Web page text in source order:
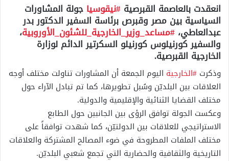
انعقدت بالعاصمة القبرصية #نيقوسيا جولة المشاورات
السياسية بين مصر وقبرص برئاسة السفير الدكتور بدر
عبدالعاطي، #مساعد_وزير_الخارجية_للشئون_الأوروبية،
والسفير كورنيلوس كورنيلو السكرتير الدائم لوزارة
الخارجية القبرصية.
وذكرت #الخارجية اليوم الجمعة أن المشاورات تناولت مختلف أوجه
العلاقات بين البلديّن وسُبل تطويرها، كما تم تبادل الآراء حول
مختلف القضايا الثنائية والإقليمية والدولية.
وعكست الجولة توافق الرؤى بين الجانبين حول الطابع
الاستراتيجي للعلاقات بين الدولتيّن، كما شهدت توافقاً على
مختلف الملفات المطروحة في ضوء المصالح المشتركة والعلاقات
التاريخية والثقافية والحضارية التي تجمع شعبي البلديّن.